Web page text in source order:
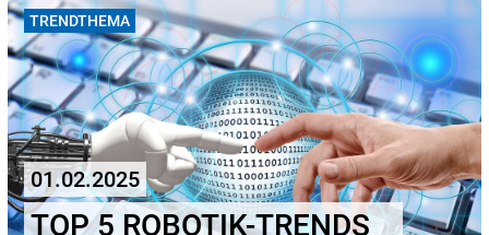
TRENDTHEMA
01.02.2025
TOP 5 ROBOTIK-TRENDS